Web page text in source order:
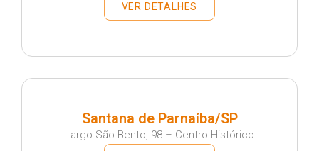
VER DETALHES
Santana de Parnaíba/SP
Largo São Bento, 98 – Centro Histórico